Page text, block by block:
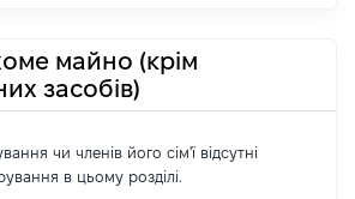
майно (крім
засобів)
чи членів його сім'ї відсутні
в цьому розділі.